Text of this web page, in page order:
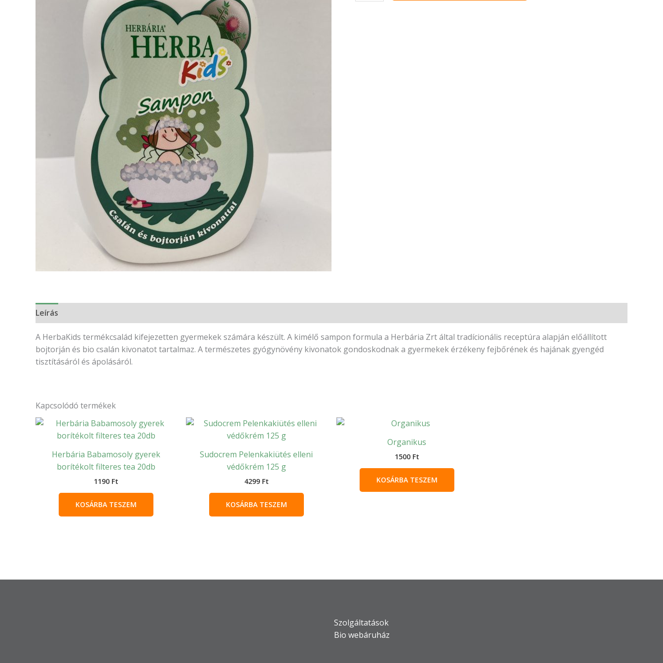
Leírás
A HerbaKids termékcsalád kifejezetten gyermekek számára készült. A kimélő sampon formula a Herbária Zrt által tradícionális receptúra alapján előállított
bojtorján és bio csalán kivonatot tartalmaz. A természetes gyógynövény kivonatok gondoskodnak a gyermekek érzékeny fejbőrének és hajának gyengéd
tisztításáról és ápolásáról.
Kapcsolódó termékek
Herbária Babamosoly gyerek
borítékolt filteres tea 20db
1190 Ft
KOSÁRBA TESZEM
Sudocrem Pelenkakiütés elleni
védőkrém 125 g
4299 Ft
KOSÁRBA TESZEM
Organikus
1500 Ft
KOSÁRBA TESZEM
Szolgáltatások
Bio webáruház